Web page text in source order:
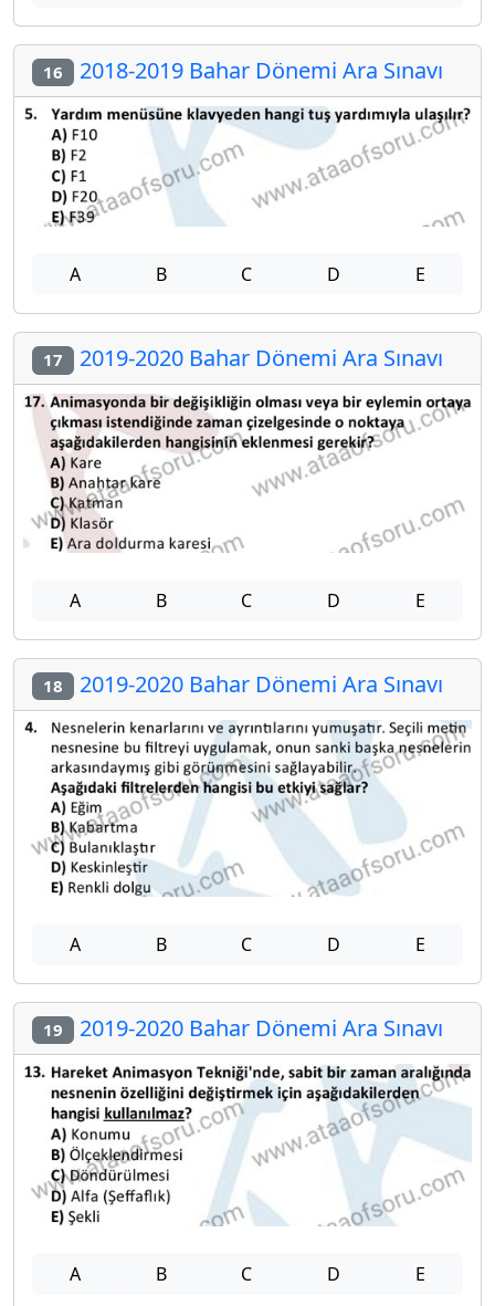
16 2018-2019 Bahar Dönemi Ara Sınavı
A B C D E
17 2019-2020 Bahar Dönemi Ara Sınavı
A B C D E
18 2019-2020 Bahar Dönemi Ara Sınavı
A B C D E
19 2019-2020 Bahar Dönemi Ara Sınavı
A B C D E